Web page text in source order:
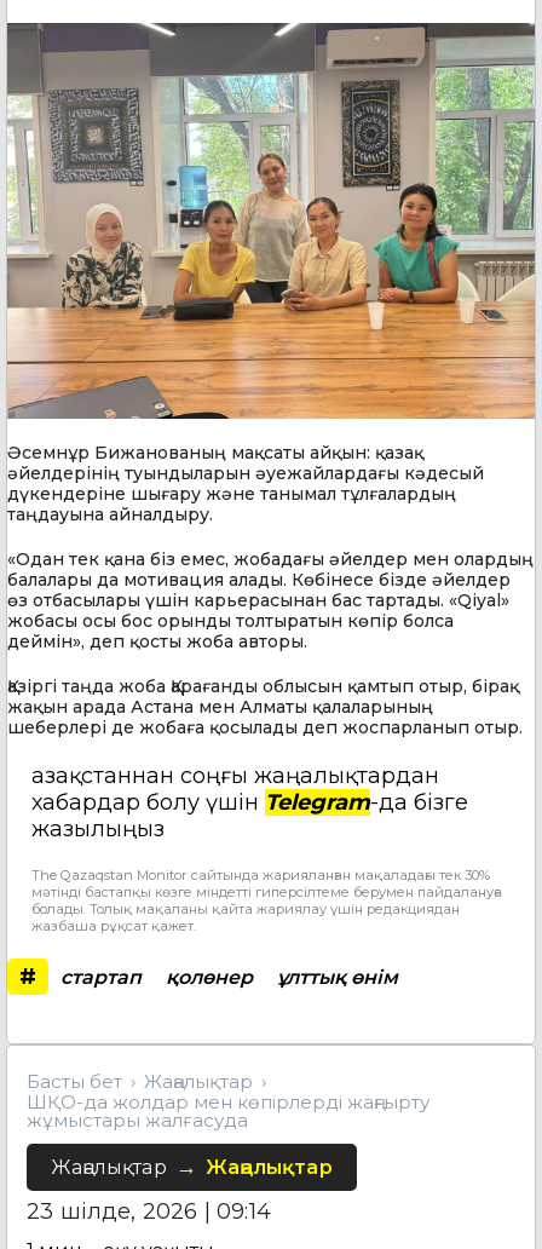
Әсемнұр Бижанованың мақсаты айқын: қазақ
әйелдерінің туындыларын әуежайлардағы кәдесый
дүкендеріне шығару және танымал тұлғалардың
таңдауына айналдыру.
«Одан тек қана біз емес, жобадағы әйелдер мен олардың
балалары да мотивация алады. Көбінесе бізде әйелдер
өз отбасылары үшін карьерасынан бас тартады. «Qiyal»
жобасы осы бос орынды толтыратын көпір болса
деймін», деп қосты жоба авторы.
Қазіргі таңда жоба Қарағанды облысын қамтып отыр, бірақ
жақын арада Астана мен Алматы қалаларының
шеберлері де жобаға қосылады деп жоспарланып отыр.
Қазақстаннан соңғы жаңалықтардан
хабардар болу үшін Telegram-да бізге
жазылыңыз
The Qazaqstan Monitor сайтында жарияланған мақаладағы тек 30%
мәтінді бастапқы көзге міндетті гиперсілтеме берумен пайдалануға
болады. Толық мақаланы қайта жариялау үшін редакциядан
жазбаша рұқсат қажет.
# стартап қолөнер ұлттық өнім
Басты бет
Жаңалықтар
ШҚО-да жолдар мен көпірлерді жаңғырту
жұмыстары жалғасуда
Жаңалықтар Жаңалықтар
23 шілде, 2026 | 09:14